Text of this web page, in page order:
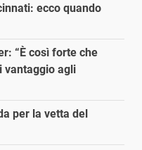
ecco quando
“È così forte che
vantaggio agli
per la vetta del